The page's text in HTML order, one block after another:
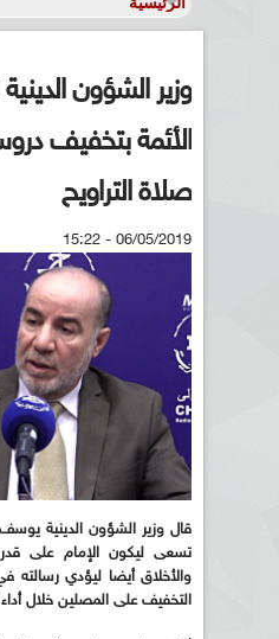
وزير الشؤون
الأئمة بتخفيف
صلاة التراويح
06/05/2019 - 15:22
قال وزير الشؤون الدينية يوسف
تسعى ليكون الإمام على
والأخلاق أيضا ليؤدي رسالته
التخفيف على المصلين خلال